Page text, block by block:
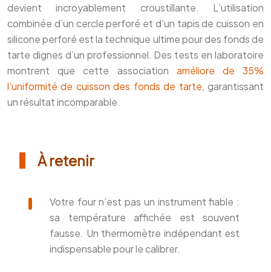
devient incroyablement croustillante. L’utilisation
combinée d’un cercle perforé et d’un tapis de cuisson en
silicone perforé est la technique ultime pour des fonds de
tarte dignes d’un professionnel. Des tests en laboratoire
montrent que cette association améliore de 35%
l’uniformité de cuisson des fonds de tarte, garantissant
un résultat incomparable.
À retenir
Votre four n’est pas un instrument fiable :
sa température affichée est souvent
fausse. Un thermomètre indépendant est
indispensable pour le calibrer.